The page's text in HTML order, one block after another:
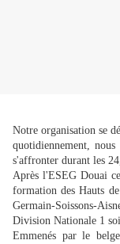
Notre organisation se
quotidiennement,
s'affronter durant les
Après l'ESEG Douai
formation des Hauts
Germain-Soissons-
Division Nationale 1
Emmenés par le